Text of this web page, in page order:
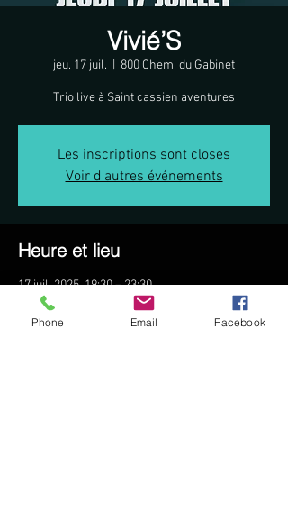
Vivié’S
jeu. 17 juil. 800 Chem. du Gabinet
Trio live à Saint cassien aventures
Les inscriptions sont closes
Voir d'autres événements
Heure et lieu
17 juil. 2025, 19:30 – 23:30
800 Chem. du Gabinet, 800 Chem. du Gabinet,
83440 Montauroux, France
Phone Email Facebook